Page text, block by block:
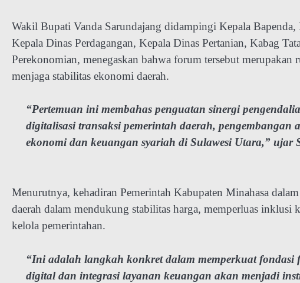
Wakil Bupati Vanda Sarundajang didampingi Kepala
Kepala Dinas Perdagangan, Kepala Dinas Pertanian, Kabag
Perekonomian, menegaskan bahwa forum tersebut
menjaga stabilitas ekonomi daerah.
“Pertemuan ini membahas penguatan sinergi
digitalisasi transaksi pemerintah daerah, pengembangan
ekonomi dan keuangan syariah di Sulawesi Utara,” ujar
Menurutnya, kehadiran Pemerintah Kabupaten Minahasa
daerah dalam mendukung stabilitas harga, memperluas inklusi
kelola pemerintahan.
“Ini adalah langkah konkret dalam memperkuat fondasi
digital dan integrasi layanan keuangan akan menjadi